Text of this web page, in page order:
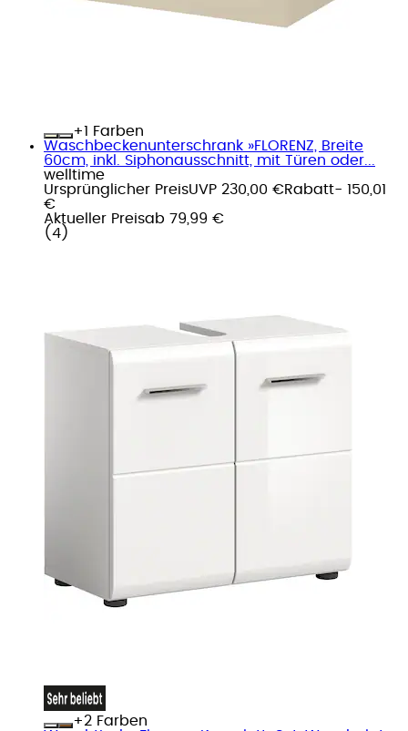
+
Farben
Waschbeckenunterschrank »FLORENZ, Breite
60cm, inkl. Siphonausschnitt, mit Türen oder...
welltime
Ursprünglicher PreisUVP 230,00 €Rabatt- 150,01
€
Aktueller Preisab 79,99 €
( 4 )
+
Farben